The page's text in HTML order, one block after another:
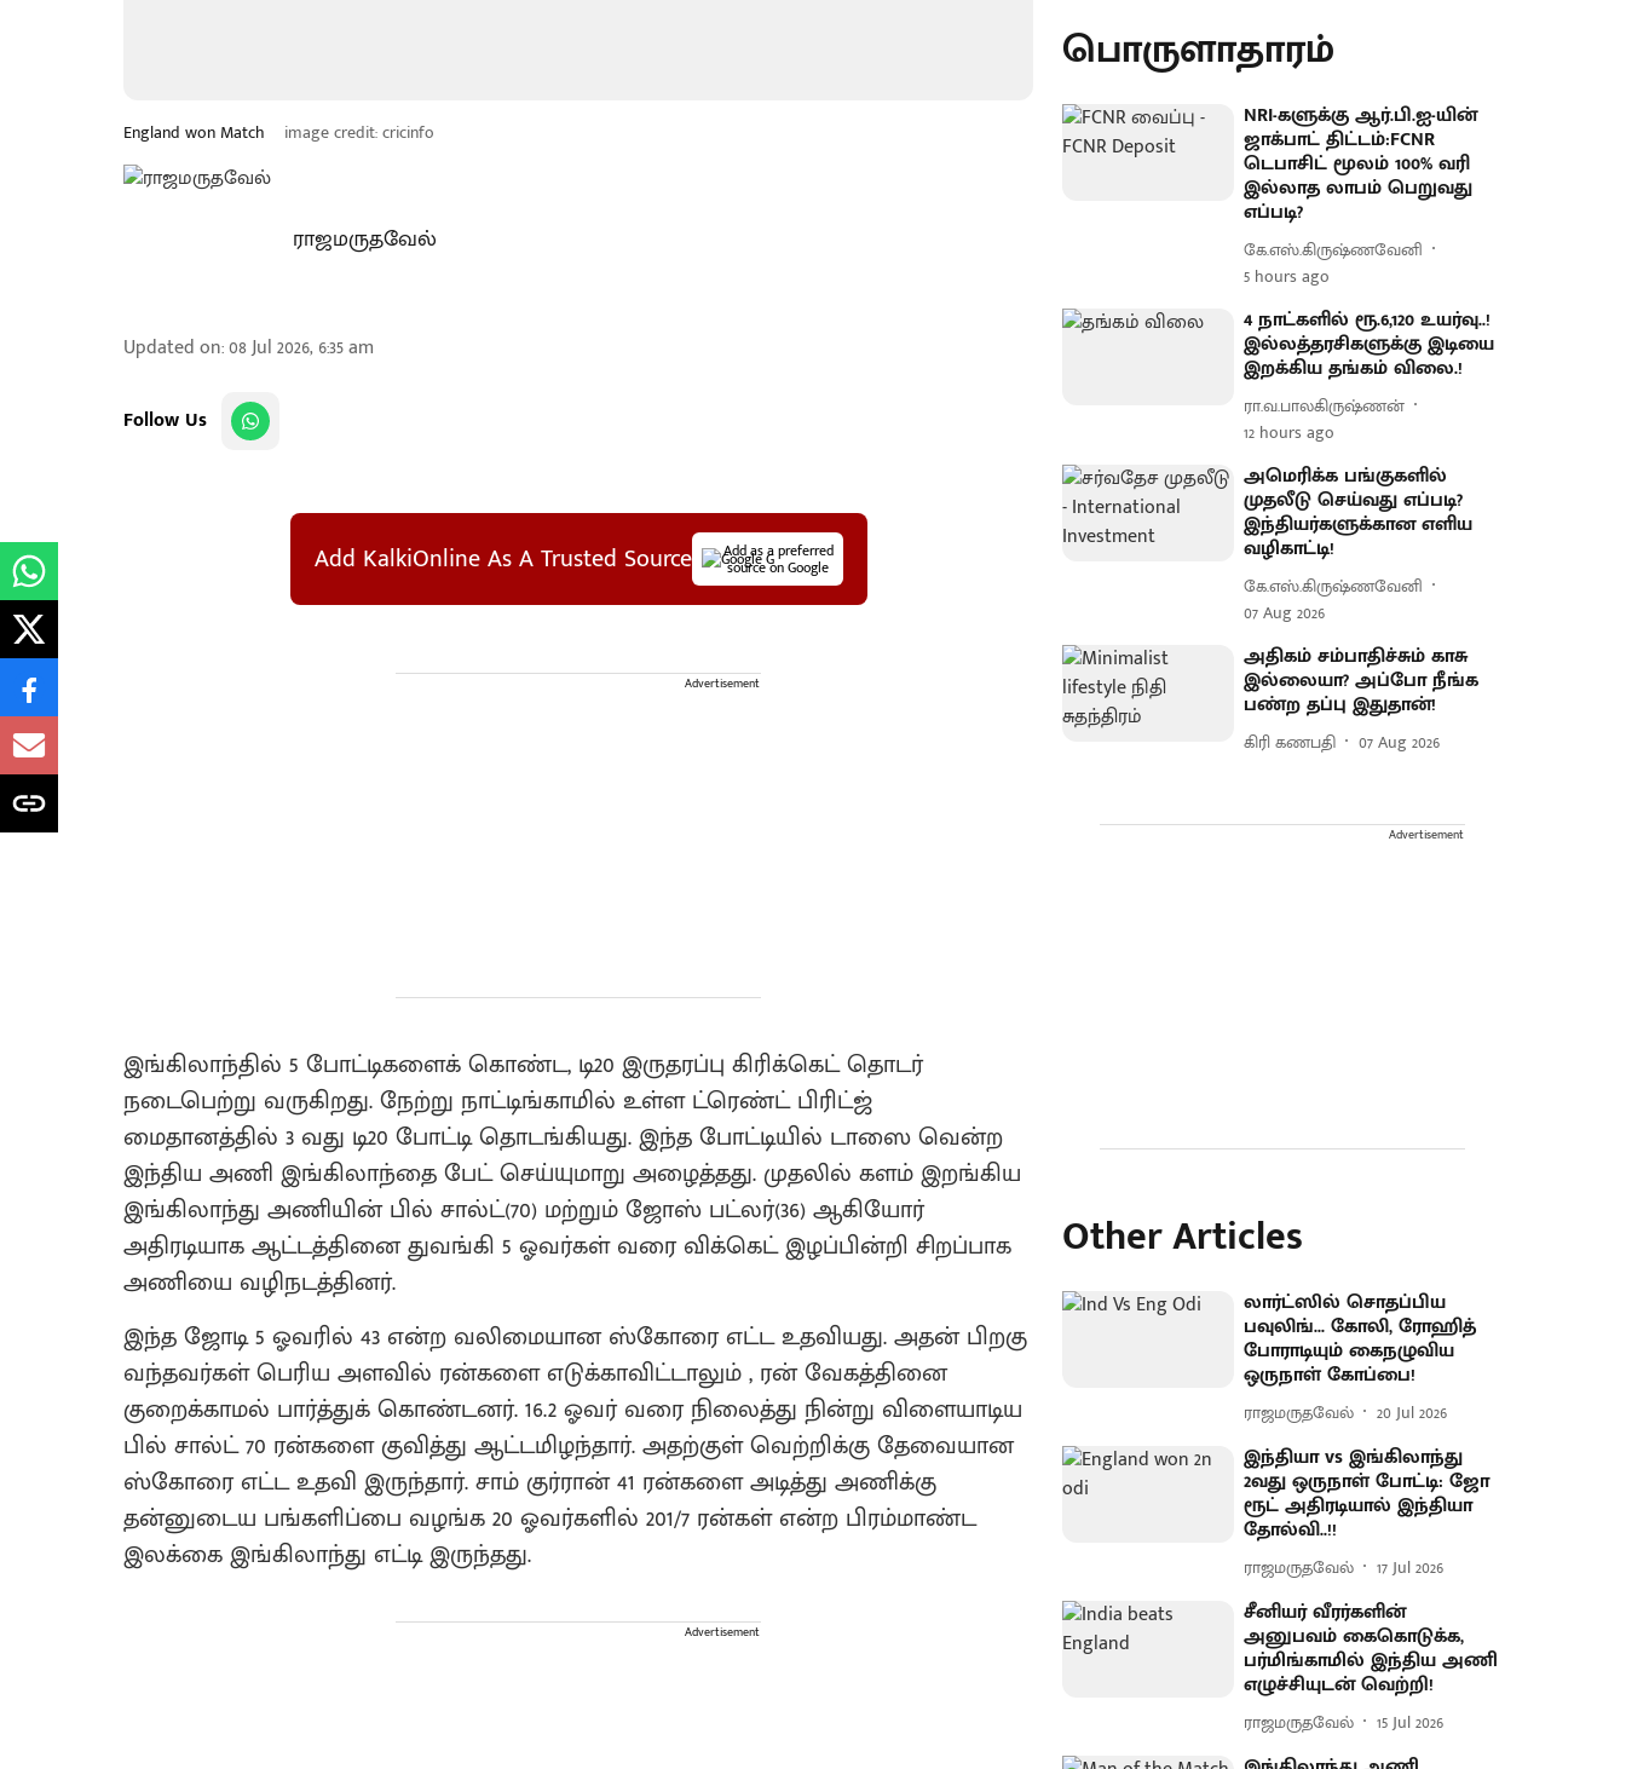
England won Match image credit: cricinfo
ராஜமருதவேல்
Updated on:08 Jul 2026, 6:35 am
Follow Us
Add KalkiOnline As A Trusted Source Add as a preferred
source on Google
Advertisement
இங்கிலாந்தில் 5 போட்டிகளைக் கொண்ட, டி20 இருதரப்பு கிரிக்கெட் தொடர்
நடைபெற்று வருகிறது. நேற்று நாட்டிங்காமில் உள்ள ட்ரெண்ட் பிரிட்ஜ்
மைதானத்தில் 3 வது டி20 போட்டி தொடங்கியது. இந்த போட்டியில் டாஸை வென்ற
இந்திய அணி இங்கிலாந்தை பேட் செய்யுமாறு அழைத்தது. முதலில் களம் இறங்கிய
இங்கிலாந்து அணியின் பில் சால்ட்(70) மற்றும் ஜோஸ் பட்லர்(36) ஆகியோர்
அதிரடியாக ஆட்டத்தினை துவங்கி 5 ஓவர்கள் வரை விக்கெட் இழப்பின்றி சிறப்பாக
அணியை வழிநடத்தினர்.
இந்த ஜோடி 5 ஓவரில் 43 என்ற வலிமையான ஸ்கோரை எட்ட உதவியது. அதன் பிறகு
வந்தவர்கள் பெரிய அளவில் ரன்களை எடுக்காவிட்டாலும் , ரன் வேகத்தினை
குறைக்காமல் பார்த்துக் கொண்டனர். 16.2 ஓவர் வரை நிலைத்து நின்று விளையாடிய
பில் சால்ட் 70 ரன்களை குவித்து ஆட்டமிழந்தார். அதற்குள் வெற்றிக்கு தேவையான
ஸ்கோரை எட்ட உதவி இருந்தார். சாம் குர்ரான் 41 ரன்களை அடித்து அணிக்கு
தன்னுடைய பங்களிப்பை வழங்க 20 ஓவர்களில் 201/7 ரன்கள் என்ற பிரம்மாண்ட
இலக்கை இங்கிலாந்து எட்டி இருந்தது.
Advertisement
பொருளாதாரம்
NRI-களுக்கு ஆர்.பி.ஐ-யின்
ஜாக்பாட் திட்டம்:FCNR
டெபாசிட் மூலம் 100% வரி
இல்லாத லாபம் பெறுவது
எப்படி?
கே.எஸ்.கிருஷ்ணவேனி
5 hours ago
4 நாட்களில் ரூ.6,120 உயர்வு..!
இல்லத்தரசிகளுக்கு இடியை
இறக்கிய தங்கம் விலை.!
ரா.வ.பாலகிருஷ்ணன்
12 hours ago
அமெரிக்க பங்குகளில்
முதலீடு செய்வது எப்படி?
இந்தியர்களுக்கான எளிய
வழிகாட்டி!
கே.எஸ்.கிருஷ்ணவேனி
07 Aug 2026
அதிகம் சம்பாதிச்சும் காசு
இல்லையா? அப்போ நீங்க
பண்ற தப்பு இதுதான்!
கிரி கணபதி 07 Aug 2026
Advertisement
Other Articles
லார்ட்ஸில் சொதப்பிய
பவுலிங்... கோலி, ரோஹித்
போராடியும் கைநழுவிய
ஒருநாள் கோப்பை!
ராஜமருதவேல் 20 Jul 2026
இந்தியா vs இங்கிலாந்து
2வது ஒருநாள் போட்டி: ஜோ
ரூட் அதிரடியால் இந்தியா
தோல்வி..!!
ராஜமருதவேல் 17 Jul 2026
சீனியர் வீரர்களின்
அனுபவம் கைகொடுக்க,
பர்மிங்காமில் இந்திய அணி
எழுச்சியுடன் வெற்றி!
ராஜமருதவேல் 15 Jul 2026